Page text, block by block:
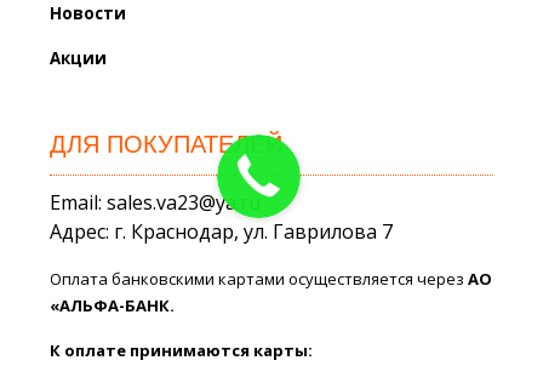
Новости
Акции
ДЛЯ ПОКУПАТЕЛЕЙ
Email: sales.va23@ya.ru
Адрес: г. Краснодар, ул. Гаврилова 7
Оплата банковскими картами осуществляется черезАО
«АЛЬФА-БАНК.
К оплате принимаются карты: